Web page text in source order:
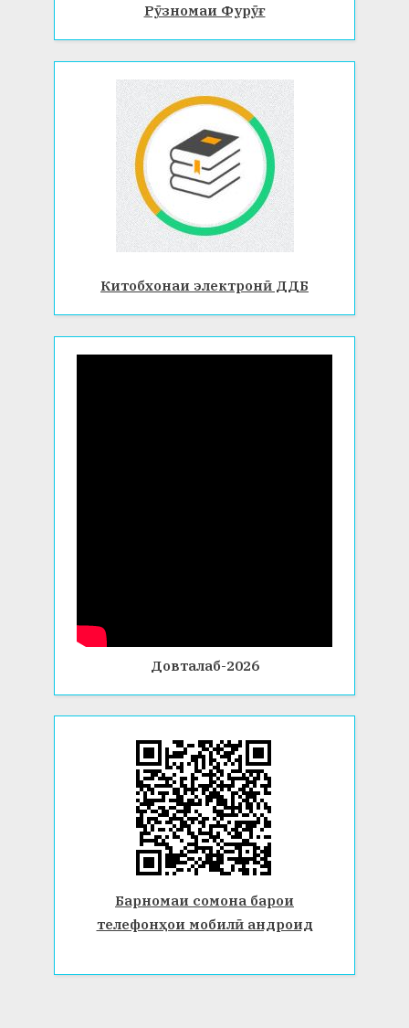
Рӯзномаи Фурӯғ
Китобхонаи электронӣ ДДБ
Довталаб-2026
Барномаи сомона барои
телефонҳои мобилӣ андроид